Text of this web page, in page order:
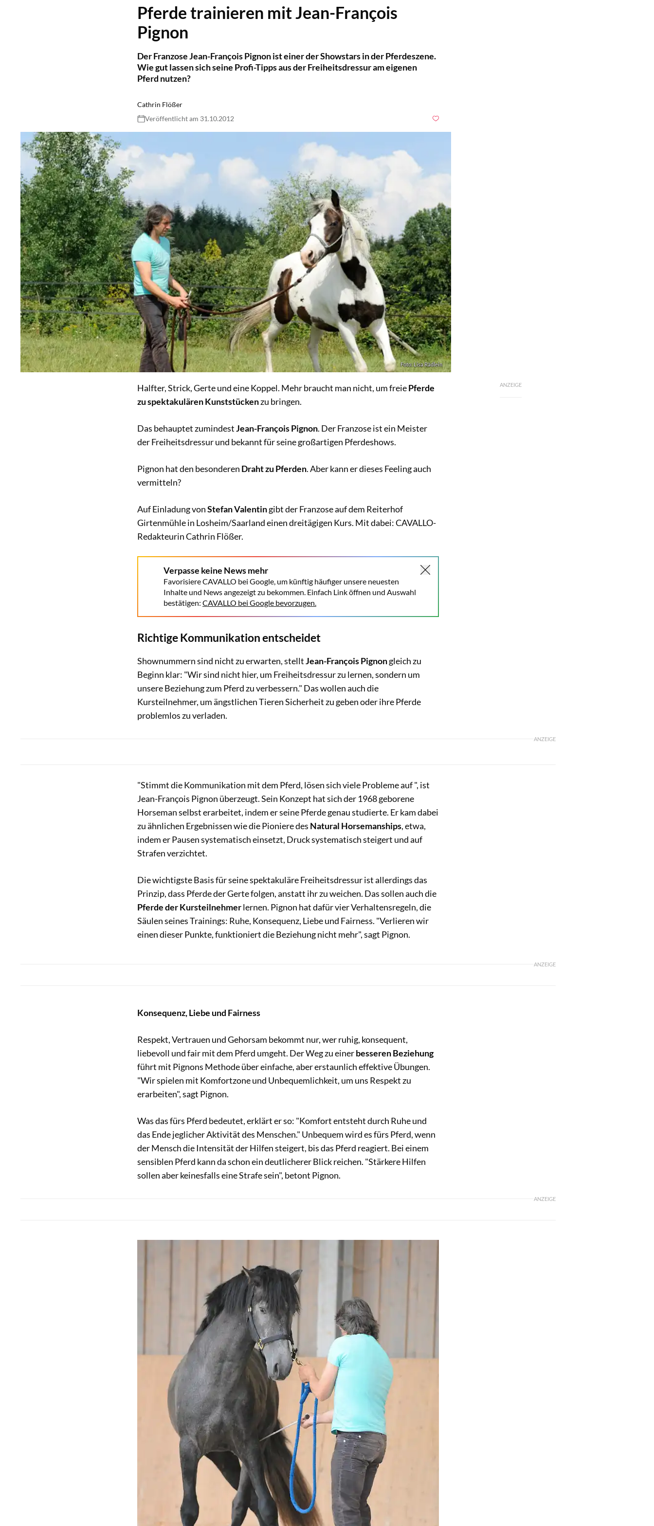
Pferde trainieren mit Jean-François
Pignon
Der Franzose Jean-François Pignon ist einer der Showstars in der Pferdeszene.
Wie gut lassen sich seine Profi-Tipps aus der Freiheitsdressur am eigenen
Pferd nutzen?
Cathrin Flößer
Veröffentlicht am 31.10.2012
Foto: Lisa Rädlein
ANZEIGE
Halfter, Strick, Gerte und eine Koppel. Mehr braucht man nicht, um freiePferde
zu spektakulären Kunststückenzu bringen.
Das behauptet zumindestJean-François Pignon. Der Franzose ist ein Meister
der Freiheitsdressur und bekannt für seine großartigen Pferdeshows.
Pignon hat den besonderen Draht zu Pferden. Aber kann er dieses Feeling auch
vermitteln?
Auf Einladung vonStefan Valentingibt der Franzose auf dem Reiterhof
Girtenmühle in Losheim/Saarland einen dreitägigen Kurs. Mit dabei: CAVALLO-
Redakteurin Cathrin Flößer.
Verpasse keine News mehr
Favorisiere CAVALLO bei Google, um künftig häufiger unsere neuesten
Inhalte und News angezeigt zu bekommen. Einfach Link öffnen und Auswahl
bestätigen: CAVALLO bei Google bevorzugen.
Richtige Kommunikation entscheidet
Shownummern sind nicht zu erwarten, stelltJean-François Pignongleich zu
Beginn klar: "Wir sind nicht hier, um Freiheitsdressur zu lernen, sondern um
unsere Beziehung zum Pferd zu verbessern." Das wollen auch die
Kursteilnehmer, um ängstlichen Tieren Sicherheit zu geben oder ihre Pferde
problemlos zu verladen.
ANZEIGE
"Stimmt die Kommunikation mit dem Pferd, lösen sich viele Probleme auf ", ist
Jean-François Pignon überzeugt. Sein Konzept hat sich der 1968 geborene
Horseman selbst erarbeitet, indem er seine Pferde genau studierte. Er kam dabei
zu ähnlichen Ergebnissen wie die Pioniere des Natural Horsemanships, etwa,
indem er Pausen systematisch einsetzt, Druck systematisch steigert und auf
Strafen verzichtet.
Die wichtigste Basis für seine spektakuläre Freiheitsdressur ist allerdings das
Prinzip, dass Pferde der Gerte folgen, anstatt ihr zu weichen. Das sollen auch die
Pferde der Kursteilnehmerlernen. Pignon hat dafür vier Verhaltensregeln, die
Säulen seines Trainings: Ruhe, Konsequenz, Liebe und Fairness. "Verlieren wir
einen dieser Punkte, funktioniert die Beziehung nicht mehr", sagt Pignon.
ANZEIGE
Konsequenz, Liebe und Fairness
Respekt, Vertrauen und Gehorsam bekommt nur, wer ruhig, konsequent,
liebevoll und fair mit dem Pferd umgeht. Der Weg zu einerbesseren Beziehung
führt mit Pignons Methode über einfache, aber erstaunlich effektive Übungen.
"Wir spielen mit Komfortzone und Unbequemlichkeit, um uns Respekt zu
erarbeiten", sagt Pignon.
Was das fürs Pferd bedeutet, erklärt er so: "Komfort entsteht durch Ruhe und
das Ende jeglicher Aktivität des Menschen." Unbequem wird es fürs Pferd, wenn
der Mensch die Intensität der Hilfen steigert, bis das Pferd reagiert. Bei einem
sensiblen Pferd kann da schon ein deutlicherer Blick reichen. "Stärkere Hilfen
sollen aber keinesfalls eine Strafe sein", betont Pignon.
ANZEIGE